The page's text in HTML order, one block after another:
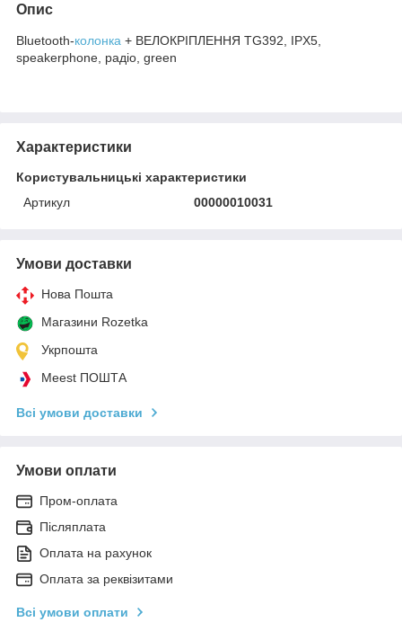
Опис
Bluetooth-колонка + ВЕЛОКРІПЛЕННЯ TG392, IPX5,
speakerphone, радіо, green
Характеристики
Користувальницькі характеристики
Артикул
00000010031
Умови доставки
Нова Пошта
Магазини Rozetka
Укрпошта
Meest ПОШТА
Всі умови доставки
Умови оплати
Пром-оплата
Післяплата
Оплата на рахунок
Оплата за реквізитами
Всі умови оплати